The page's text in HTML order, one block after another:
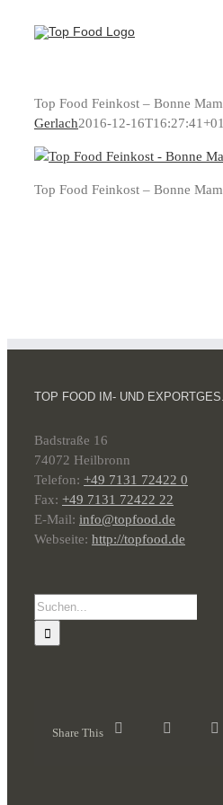
Inhalt
Top Food Feinkost – Bonne
Gerlach2016-12-
Top Food Feinkost – Bonne
TOP FOOD IM- UND
Badstraße 16
74072 Heilbronn
Telefon: +49 7131 72422 0
Fax: +49 7131 72422 22
E-Mail: info@topfood.de
Webseite: http://topfood.de
Suche
nach:
Share This